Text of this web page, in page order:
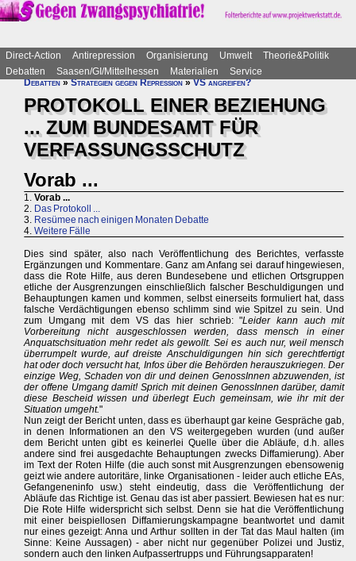
Direct-Action Antirepression Organisierung Umwelt
Theorie&Politik
Debatten
Saasen/GI/Mittelhessen Materialien
Service
Debatten»Strategien gegen Repression»VS angreifen?
PROTOKOLL EINER BEZIEHUNG
... ZUM BUNDESAMT FÜR
VERFASSUNGSSCHUTZ
Vorab ...
1. Vorab ...
2. Das Protokoll ...
3. Resümee nach einigen Monaten Debatte
4. Weitere Fälle
Dies sind später, also nach Veröffentlichung des Berichtes, verfasste
Ergänzungen und Kommentare. Ganz am Anfang sei darauf hingewiesen,
dass die Rote Hilfe, aus deren Bundesebene und etlichen Ortsgruppen
etliche der Ausgrenzungen einschließlich falscher Beschuldigungen und
Behauptungen kamen und kommen, selbst einerseits formuliert hat, dass
falsche Verdächtigungen ebenso schlimm sind wie Spitzel zu sein. Und
zum Umgang mit dem VS das hier schrieb: "Leider kann auch mit
Vorbereitung nicht ausgeschlossen werden, dass mensch in einer
Anquatschsituation mehr redet als gewollt. Sei es auch nur, weil mensch
überrumpelt wurde, auf dreiste Anschuldigungen hin sich gerechtfertigt
hat oder doch versucht hat, Infos über die Behörden herauszukriegen. Der
einzige Weg, Schaden von dir und deinen GenossInnen abzuwenden, ist
der offene Umgang damit! Sprich mit deinen GenossInnen darüber, damit
diese Bescheid wissen und überlegt Euch gemeinsam, wie ihr mit der
Situation umgeht."
Nun zeigt der Bericht unten, dass es überhaupt gar keine Gespräche gab,
in denen Informationen an den VS weitergegeben wurden (und außer
dem Bericht unten gibt es keinerlei Quelle über die Abläufe, d.h. alles
andere sind frei ausgedachte Behauptungen zwecks Diffamierung). Aber
im Text der Roten Hilfe (die auch sonst mit Ausgrenzungen ebensowenig
geizt wie andere autoritäre, linke Organisationen - leider auch etliche EAs,
Gefangeneninfo usw.) steht eindeutig, dass die Veröffentlichung der
Abläufe das Richtige ist. Genau das ist aber passiert. Bewiesen hat es nur:
Die Rote Hilfe widerspricht sich selbst. Denn sie hat die Veröffentlichung
mit einer beispiellosen Diffamierungskampagne beantwortet und damit
nur eines gezeigt: Anna und Arthur sollten in der Tat das Maul halten (im
Sinne: Keine Aussagen) - aber nicht nur gegenüber Polizei und Justiz,
sondern auch den linken Aufpassertrupps und Führungsapparaten!